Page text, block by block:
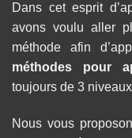
Dans cet esprit
avons voulu aller
méthode afin
méthodes pour
toujours de 3
Nous vous